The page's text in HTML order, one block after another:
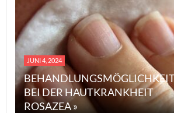
JUNI 4, 2024
BEI DER HAUTKRANKHEIT
ROSAZEA »